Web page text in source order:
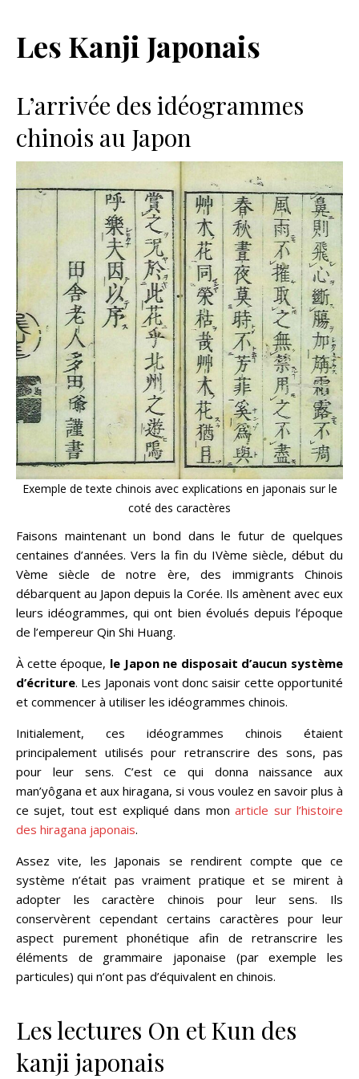
Les Kanji Japonais
L’arrivée des idéogrammes
chinois au Japon
Exemple de texte chinois avec explications en japonais sur le
coté des caractères
Faisons maintenant un bond dans le futur de quelques
centaines d’années. Vers la fin du IVème siècle, début du
Vème siècle de notre ère, des immigrants Chinois
débarquent au Japon depuis la Corée. Ils amènent avec eux
leurs idéogrammes, qui ont bien évolués depuis l’époque
de l’empereur Qin Shi Huang.
À cette époque, le Japon ne disposait d’aucun système
d’écriture. Les Japonais vont donc saisir cette opportunité
et commencer à utiliser les idéogrammes chinois.
Initialement, ces idéogrammes chinois étaient
principalement utilisés pour retranscrire des sons, pas
pour leur sens. C’est ce qui donna naissance aux
man’yôgana et aux hiragana, si vous voulez en savoir plus à
ce sujet, tout est expliqué dans monarticle sur l’histoire
des hiragana japonais.
Assez vite, les Japonais se rendirent compte que ce
système n’était pas vraiment pratique et se mirent à
adopter les caractère chinois pour leur sens. Ils
conservèrent cependant certains caractères pour leur
aspect purement phonétique afin de retranscrire les
éléments de grammaire japonaise (par exemple les
particules) qui n’ont pas d’équivalent en chinois.
Les lectures On et Kun des
kanji japonais